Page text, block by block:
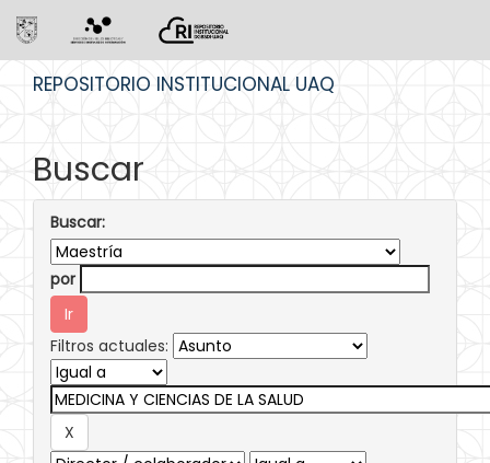
REPOSITORIO INSTITUCIONAL UAQ
Buscar
Buscar:
por
Filtros actuales: